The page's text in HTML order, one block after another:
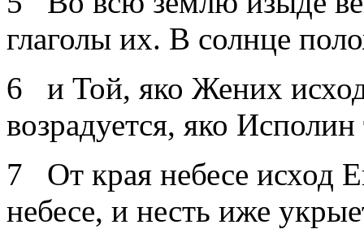
глаголы их. В солнце
6 и Той, яко Жених
возрадуется, яко
7 От края небесе исход
небесе, и несть иже